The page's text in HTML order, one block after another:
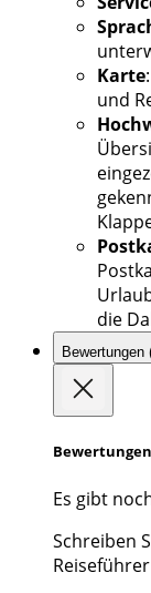
Karte
und
die
Bewertungen
Es gibt
Schreiben